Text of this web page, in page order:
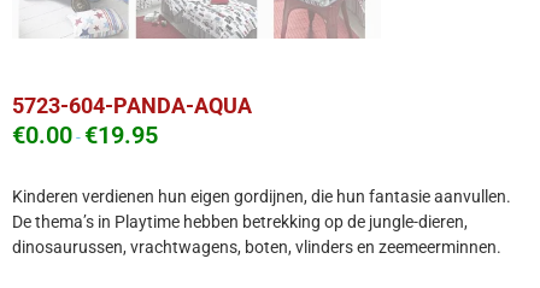
5723-604-PANDA-AQUA
€0.00-€19.95
Kinderen verdienen hun eigen gordijnen, die hun fantasie aanvullen.
De thema’s in Playtime hebben betrekking op de jungle-dieren,
dinosaurussen, vrachtwagens, boten, vlinders en zeemeerminnen.